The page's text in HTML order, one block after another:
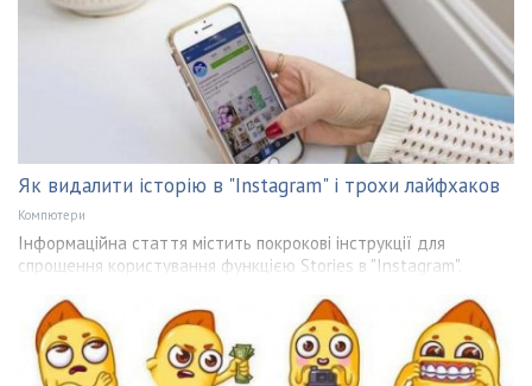
Як видалити історію в "Instagram" і трохи лайфхаков
Компютери
Інформаційна стаття містить покрокові інструкції для
спрощення користування функцією Stories в "Instagram".